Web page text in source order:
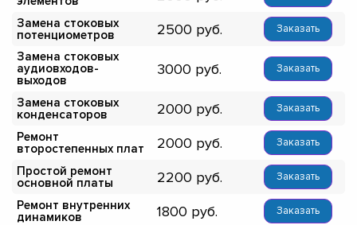
Замена стоковых
потенциометров
2500 Заказать
Замена стоковых
аудиовходов-
выходов
3000 Заказать
Замена стоковых
конденсаторов
2000 Заказать
Ремонт
второстепенных плат
2000 Заказать
Простой ремонт
основной платы
2200 Заказать
Ремонт внутренних
динамиков
1800 Заказать